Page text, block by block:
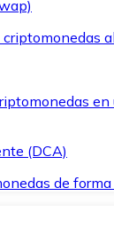
(DCA)
de forma